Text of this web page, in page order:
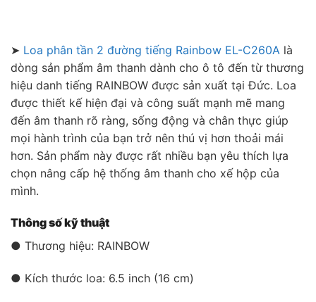
➤ Loa phân tần 2 đường tiếng Rainbow EL-C260A là
dòng sản phẩm âm thanh dành cho ô tô đến từ thương
hiệu danh tiếng RAINBOW được sản xuất tại Đức. Loa
được thiết kế hiện đại và công suất mạnh mẽ mang
đến âm thanh rõ ràng, sống động và chân thực giúp
mọi hành trình của bạn trở nên thú vị hơn thoải mái
hơn. Sản phẩm này được rất nhiều bạn yêu thích lựa
chọn nâng cấp hệ thống âm thanh cho xế hộp của
mình.
Thông số kỹ thuật
● Thương hiệu: RAINBOW
● Kích thước loa: 6.5 inch (16 cm)